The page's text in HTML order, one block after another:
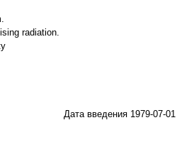
radiation.
Дата введения 1979-07-01